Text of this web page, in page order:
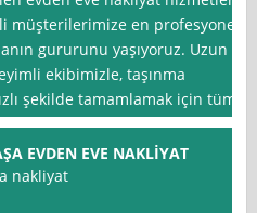
müşterilerimize en profesyonel
gururunu yaşıyoruz. Uzun
ekibimizle, taşınma
şekilde tamamlamak için tüm
EVDEN EVE NAKLİYAT
nakliyat